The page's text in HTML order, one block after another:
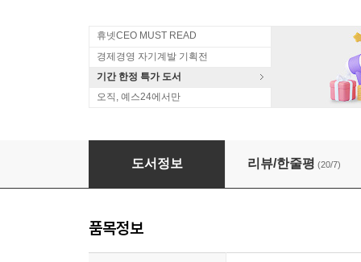
휴넷CEO MUST READ
경제경영 자기계발 기획전
기간 한정 특가 도서
오직, 예스24에서만
심플하지만 화려하게 해주세요
도서정보 리뷰/한줄평 (20/7)
품목정보